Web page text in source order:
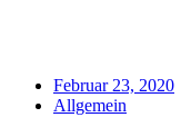
Februar 23, 2020
Allgemein